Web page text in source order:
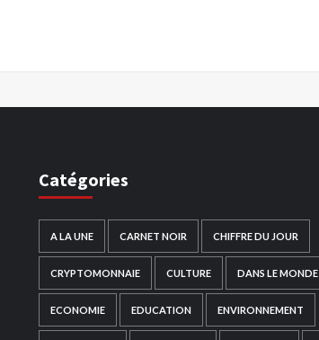
Catégories
A LA UNE CARNET NOIR CHIFFRE DU JOUR
CRYPTOMONNAIE CULTURE DANS LE MONDE
ECONOMIE EDUCATION ENVIRONNEMENT